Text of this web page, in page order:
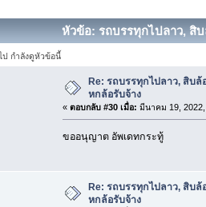
หัวข้อ: รถบรรทุกไปลาว, สิบ
ป กำลังดูหัวข้อนี้
Re: รถบรรทุกไปลาว, สิบล้
หกล้อรับจ้าง
« ตอบกลับ #30 เมื่อ: มีนาคม 19,
ขออนุญาต อัพเดทกระทู้
Re: รถบรรทุกไปลาว, สิบล้
หกล้อรับจ้าง